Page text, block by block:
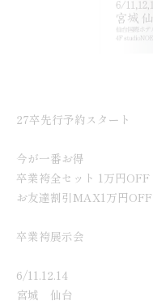
27卒先行予約スタート
今が一番お得
卒業袴全セット 1万円OFF
お友達割引MAX1万円OFF
卒業袴展示会
6/11.12.14
宮城 仙台